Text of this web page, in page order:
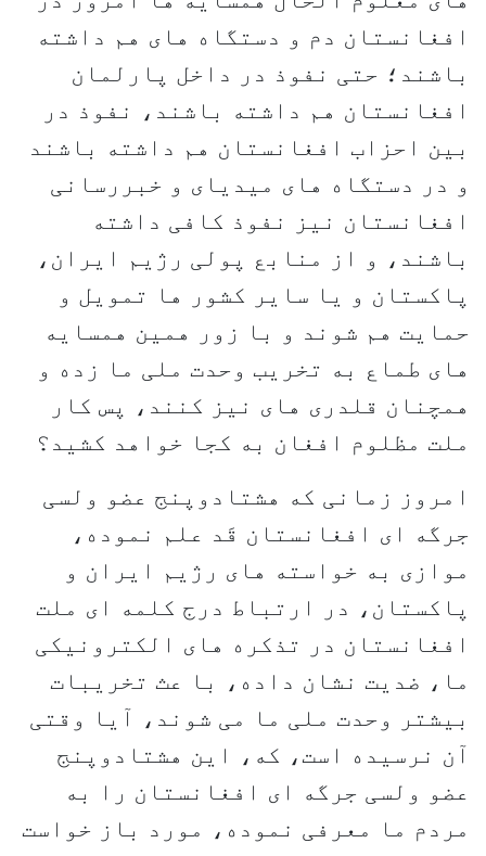
افغانستان دم و دستگاه های هم داشته
باشند؛ حتی نفوذ در داخل پارلمان
افغانستان هم داشته باشند، نفوذ در
بین احزاب افغانستان هم داشته باشند
و در دستگاه های میدیای و خبررسانی
افغانستان نیز نفوذ کافی داشته
باشند، و از منابع پولی رژیم ایران،
پاکستان و یا سایر کشور ها تمویل و
حمایت هم شوند و با زور همین همسایه
های طماع به تخریب وحدت ملی ما زده و
همچنان قلدری های نیز کنند، پس کار
ملت مظلوم افغان به کجا خواهد کشید؟
امروز زمانی که هشتادوپنج عضو ولسی
جرگه ای افغانستان قَد علم نموده،
موازی به خواسته های رژیم ایران و
پاکستان، در ارتباط درج کلمه ای ملت
افغانستان در تذکره های الکترونیکی
ما، ضدیت نشان داده، با عث تخریبات
بیشتر وحدت ملی ما می شوند، آیا وقتی
آن نرسیده است، که، این هشتادوپنج
عضو ولسی جرگه ای افغانستان را به
مردم ما معرفی نموده، مورد باز خواست